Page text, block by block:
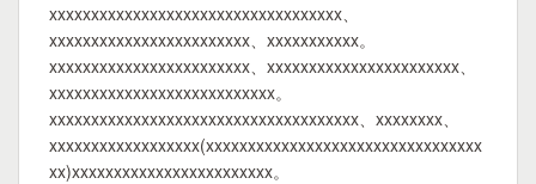
xxxxxxxxxxxxxxxxxxxxxxxxxxxxxxxxxxx、
xxxxxxxxxxxxxxxxxxxxxxxx、xxxxxxxxxxx。
xxxxxxxxxxxxxxxxxxxxxxxx、xxxxxxxxxxxxxxxxxxxxxxx、
xxxxxxxxxxxxxxxxxxxxxxxxxxx。
xxxxxxxxxxxxxxxxxxxxxxxxxxxxxxxxxxxxx、xxxxxxxx、
xxxxxxxxxxxxxxxxxx(xxxxxxxxxxxxxxxxxxxxxxxxxxxxxxxxx
xx)xxxxxxxxxxxxxxxxxxxxxxxx。